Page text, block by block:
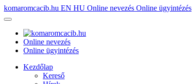
komaromcacib.hu EN HU Online nevezés Online ügyintézés
Online nevezés
Online ügyintézés
Kezdőlap
Kereső